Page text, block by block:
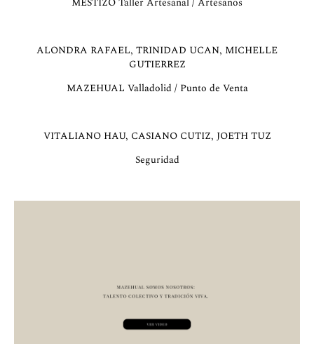
ALONDRA RAFAEL, TRINIDAD UCAN, MICHELLE
GUTIERREZ
MAZEHUAL Valladolid / Punto de Venta
VITALIANO HAU, CASIANO CUTIZ, JOETH TUZ
Seguridad